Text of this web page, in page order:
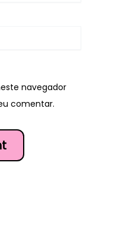
navegador
comentar.